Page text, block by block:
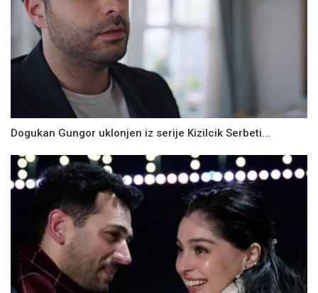
Dogukan Gungor uklonjen iz serije Kizilcik Serbeti...